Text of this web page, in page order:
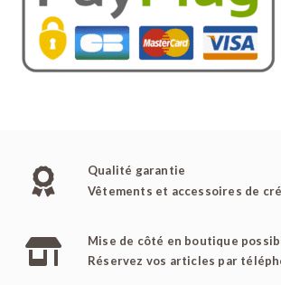
Qualité garantie
Vêtements et accessoires de
Mise de côté en boutique
Réservez vos articles par